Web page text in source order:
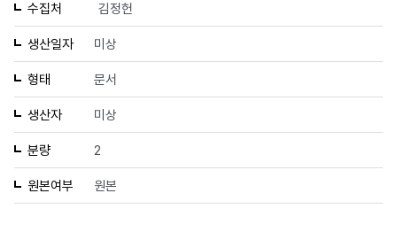
수집처 김정헌
생산일자 미상
형태 문서
생산자 미상
분량 2
원본여부 원본